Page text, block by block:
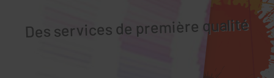
Des services de première qualité